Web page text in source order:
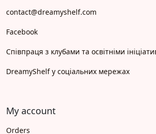
contact@dreamyshelf.com
Facebook
Співпраця з клубами та освітніми
DreamyShelf у соціальних мережах
My account
Orders